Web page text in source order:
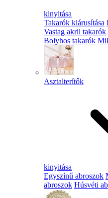
kinyitása
Takarók kiárusítása
Vastag akril takarók
Bolyhos takarók
Asztalterítők
kinyitása
Egyszínű abroszok
abroszok Húsvéti